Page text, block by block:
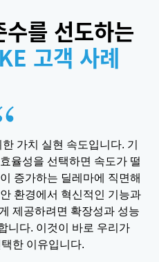
를 선도하는
고객 사례
가치 실현 속도입니다. 기
율성을 선택하면 속도가 떨
증가하는 딜레마에 직면해
환경에서 혁신적인 기능과
제공하려면 확장성과 성능
니다. 이것이 바로 우리가
한 이유입니다.